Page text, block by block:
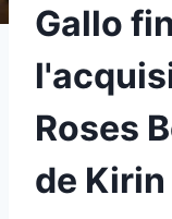
Gallo
Roses
de